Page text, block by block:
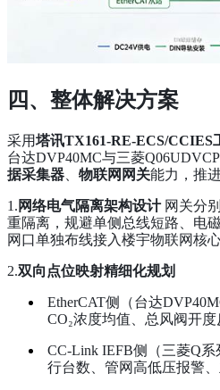
四、整体解决方案
采用塔讯TX161-RE-ECS/CCIES
台达DVP40MC与三菱
据采集器
物联网网关能力，推
1. 网络电气隔离架构设计网关分
重隔离，规避单侧总线短路、电
网口单独布线接入楼宇物联网核
2.双向点位映射精细化规划
EtherCAT侧（台达
CO₂浓度均值、总风阀开
CC-Link IEFB侧（三菱Q
行台数、管网高低压报警